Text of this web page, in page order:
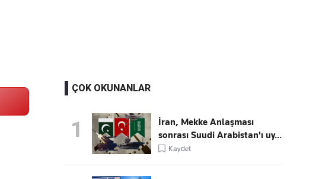
ÇOK OKUNANLAR
1
İran, Mekke Anlaşması
sonrası Suudi Arabistan'ı uy...
Kaydet